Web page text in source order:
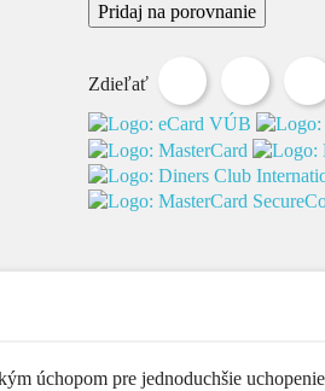
Pridaj na porovnanie
Zdieľať
Zdieľať
úchopom pre jednoduchšie